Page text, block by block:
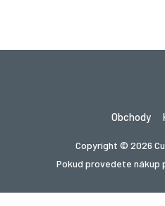
Obchody
Copyright © 2026
Pokud provedete nákup